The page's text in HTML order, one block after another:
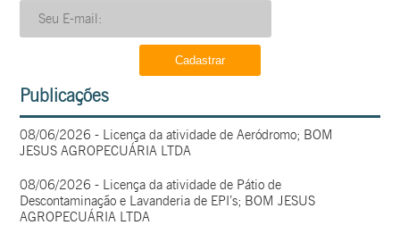
Publicações
08/06/2026 - Licença da atividade de Aeródromo; BOM
JESUS AGROPECUÁRIA LTDA
08/06/2026 - Licença da atividade de Pátio de
Descontaminação e Lavanderia de EPI’s; BOM JESUS
AGROPECUÁRIA LTDA